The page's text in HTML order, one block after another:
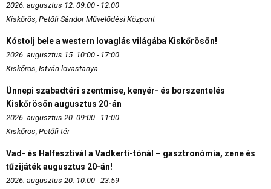
2026. augusztus 12. 09:00 - 12:00
Kiskőrös, Petőfi Sándor Művelődési Központ
Kóstolj bele a western lovaglás világába Kiskőrösön!
2026. augusztus 15. 10:00 - 17:00
Kiskőrös, István lovastanya
Ünnepi szabadtéri szentmise, kenyér- és borszentelés
Kiskőrösön augusztus 20-án
2026. augusztus 20. 09:00 - 11:00
Kiskőrös, Petőfi tér
Vad- és Halfesztivál a Vadkerti-tónál – gasztronómia, zene és
tűzijáték augusztus 20-án!
2026. augusztus 20. 10:00 - 23:59